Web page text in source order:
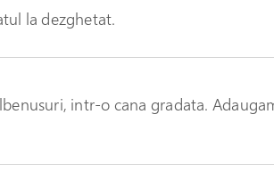
la dezghetat.
intr-o cana gradata.